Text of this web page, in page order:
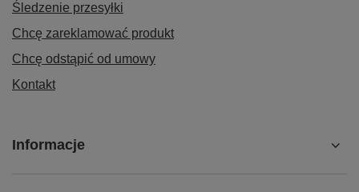
Śledzenie przesyłki
Chcę zareklamować produkt
Chcę odstąpić od umowy
Kontakt
Informacje